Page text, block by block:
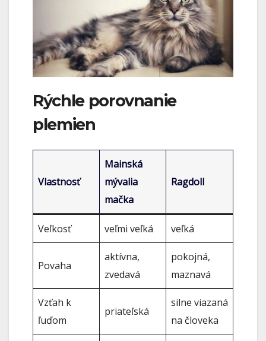
Rýchle porovnanie
plemien
Vlastnosť
Mainská
mývalia
mačka
Ragdoll
Veľkosť veľmi veľká veľká
Povaha
aktívna,
zvedavá
pokojná,
maznavá
Vzťah k
ľuďom
priateľská
silne viazaná
na človeka